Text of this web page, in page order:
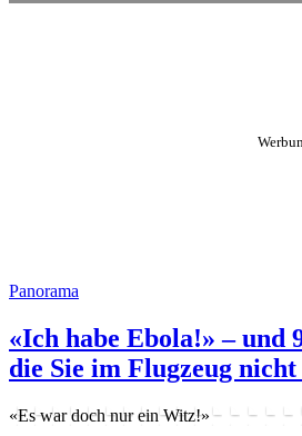
Panorama
«Ich habe Ebola!» – und
die Sie im Flugzeug nicht
«Es war doch nur ein Witz!»